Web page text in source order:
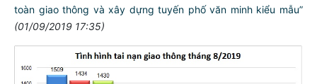
toàn giao thông và xây dựng tuyến phố văn minh kiểu mẫu”
(01/09/2019 17:35)